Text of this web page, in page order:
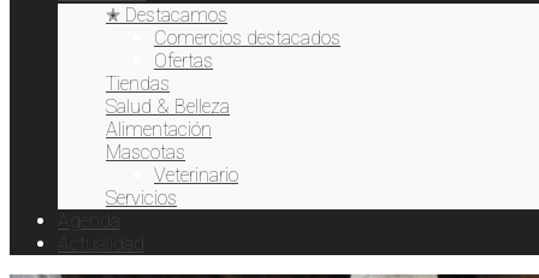
✭ Destacamos
Comercios destacados
Ofertas
Tiendas
Salud & Belleza
Alimentación
Mascotas
Veterinario
Servicios
Agenda
Actualidad